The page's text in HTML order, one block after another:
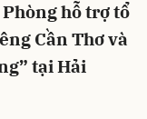
hỗ trợ tổ
Cần Thơ và
tại Hải
Hủy